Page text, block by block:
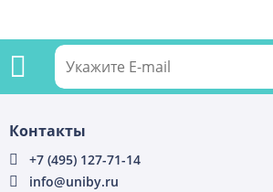
Контакты
+7 (495) 127-71-14
info@uniby.ru